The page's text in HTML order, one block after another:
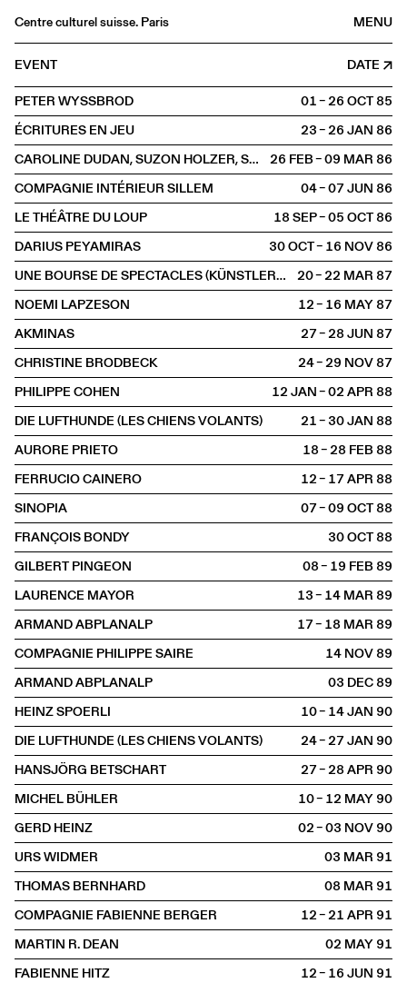
MENU
Centre culturel suisse. Paris
Agenda
Bookshop
Buvette
Archives
Medias
Publications
About
FR/EN
SCENE Show
EVENT
DATE
PETER WYSSBROD
01 – 26 OCT1985
ÉCRITURES EN JEU
23 – 26 JAN1986
CAROLINE DUDAN, SUZON HOLZER, SYLVAIN RICHARD
26 FEB – 09 MAR1986
COMPAGNIE INTÉRIEUR SILLEM
04 – 07 JUN1986
LE THÉÂTRE DU LOUP
18 SEP – 05 OCT1986
DARIUS PEYAMIRAS
30 OCT – 16 NOV1986
UNE BOURSE DE SPECTACLES (KÜNSTLERBÖRSE)
20 – 22 MAR1987
NOEMI LAPZESON
12 – 16 MAY1987
AKMINAS
27 – 28 JUN1987
CHRISTINE BRODBECK
24 – 29 NOV1987
PHILIPPE COHEN
12 JAN – 02 APR1988
DIE LUFTHUNDE (LES CHIENS VOLANTS)
21 – 30 JAN1988
AURORE PRIETO
18 – 28 FEB1988
FERRUCIO CAINERO
12 – 17 APR1988
SINOPIA
07 – 09 OCT1988
FRANÇOIS BONDY
30 OCT1988
GILBERT PINGEON
08 – 19 FEB1989
LAURENCE MAYOR
13 – 14 MAR1989
ARMAND ABPLANALP
17 – 18 MAR1989
COMPAGNIE PHILIPPE SAIRE
14 NOV1989
ARMAND ABPLANALP
03 DEC1989
HEINZ SPOERLI
10 – 14 JAN1990
DIE LUFTHUNDE (LES CHIENS VOLANTS)
24 – 27 JAN1990
HANSJÖRG BETSCHART
27 – 28 APR1990
MICHEL BÜHLER
10 – 12 MAY1990
GERD HEINZ
02 – 03 NOV1990
URS WIDMER
03 MAR1991
THOMAS BERNHARD
08 MAR1991
COMPAGNIE FABIENNE BERGER
12 – 21 APR1991
MARTIN R. DEAN
02 MAY1991
FABIENNE HITZ
12 – 16 JUN1991